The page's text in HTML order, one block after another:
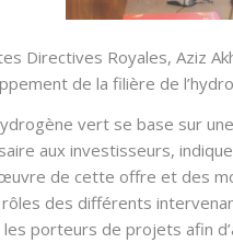
Directives Royales, Aziz
de la filière de
vert se base sur
aux investisseurs,
de cette offre et des
des différents
porteurs de projets afin